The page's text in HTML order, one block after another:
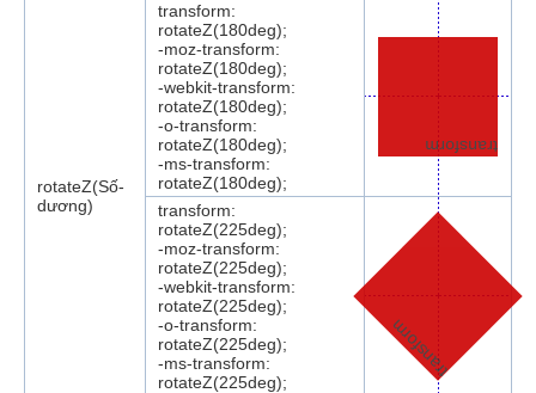
rotateZ(Số-
dương)
transform:
rotateZ(180deg);
-moz-transform:
rotateZ(180deg);
-webkit-transform:
rotateZ(180deg);
-o-transform:
rotateZ(180deg);
-ms-transform:
rotateZ(180deg);
transform
transform:
rotateZ(225deg);
-moz-transform:
rotateZ(225deg);
-webkit-transform:
rotateZ(225deg);
-o-transform:
rotateZ(225deg);
-ms-transform:
rotateZ(225deg);
transform